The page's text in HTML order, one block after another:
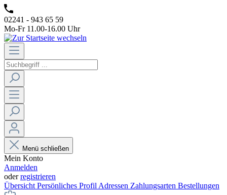
02241 - 943 65 59
Mo-Fr 11.00-16.00 Uhr
Menü schließen
Mein Konto
Anmelden
oderregistrieren
Übersicht Persönliches Profil Adressen Zahlungsarten Bestellungen